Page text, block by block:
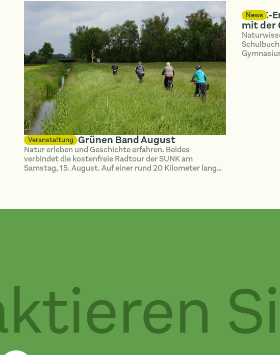
Veranstaltung
Radtour im Grünen Band August
Natur erleben und Geschichte erfahren. Beides
verbindet die kostenfreie Radtour der SUNK am
Samstag, 15. August. Auf einer rund 20 Kilometer langen
News
SUNK-
mit der